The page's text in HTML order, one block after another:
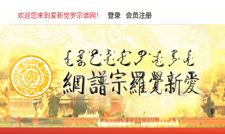
欢迎您来到爱新觉罗宗谱网！ 登录 会员注册